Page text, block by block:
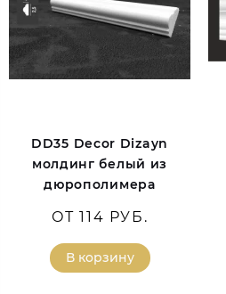
DD35 Decor Dizayn
молдинг белый из
дюрополимера
ОТ 114 РУБ.
В корзину